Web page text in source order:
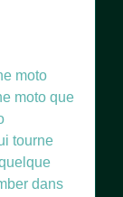
moto
moto que
tourne
dans